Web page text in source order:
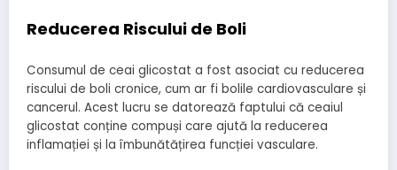
Reducerea Riscului de Boli
Consumul de ceai glicostat a fost asociat cu reducerea
riscului de boli cronice, cum ar fi bolile cardiovasculare și
cancerul. Acest lucru se datorează faptului că ceaiul
glicostat conține compuși care ajută la reducerea
inflamației și la îmbunătățirea funcției vasculare.